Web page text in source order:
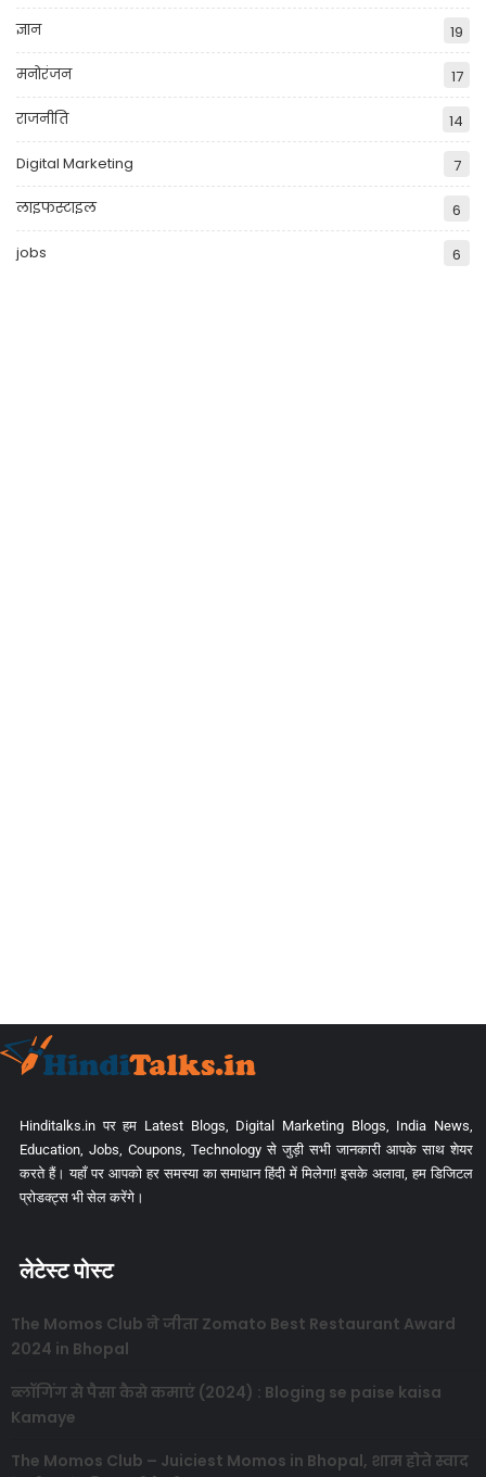
ज्ञान 19
मनोरंजन 17
राजनीति 14
Digital Marketing 7
लाइफस्टाइल 6
jobs 6
Hinditalks.in पर हम Latest Blogs, Digital Marketing Blogs, India News,
Education, Jobs, Coupons, Technology से जुड़ी सभी जानकारी आपके साथ शेयर
करते हैं। यहाँ पर आपको हर समस्या का समाधान हिंदी में मिलेगा! इसके अलावा, हम डिजिटल
प्रोडक्ट्स भी सेल करेंगे।
लेटेस्ट पोस्ट
The Momos Club ने जीता Zomato Best Restaurant Award
2024 in Bhopal
ब्लॉगिंग से पैसा कैसे कमाएं (2024) : Bloging se paise kaisa
Kamaye
The Momos Club – Juiciest Momos in Bhopal, शाम होते स्वाद